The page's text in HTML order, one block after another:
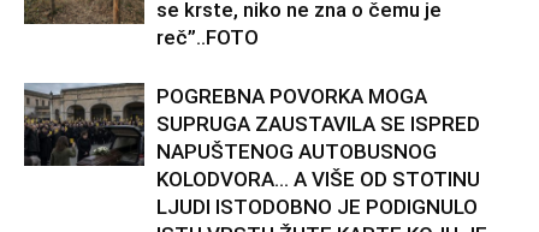
se krste, niko ne zna o čemu je
reč”..FOTO
POGREBNA POVORKA MOGA
SUPRUGA ZAUSTAVILA SE ISPRED
NAPUŠTENOG AUTOBUSNOG
KOLODVORA… A VIŠE OD STOTINU
LJUDI ISTODOBNO JE PODIGNULO